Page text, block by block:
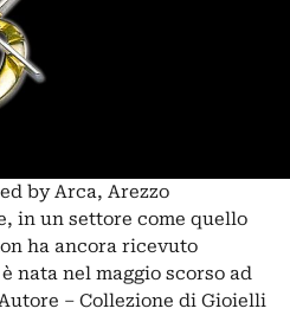
by Arca, Arezzo
in un settore come quello
ha ancora ricevuto
nata nel maggio scorso ad
– Collezione di Gioielli